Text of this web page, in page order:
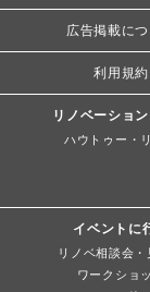
広告掲載に
利用規約
リノベーショ
ハウトゥー・
イベントに
リノベ相談会・
ワークショ